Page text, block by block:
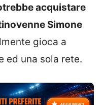
acquistare
Simone
gioca a
ed una sola rete.